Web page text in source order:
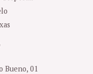
Bueno, 01